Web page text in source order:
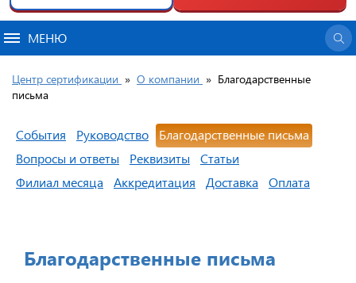
МЕНЮ
Центр сертификации » О компании » Благодарственные
письма
События Руководство
Благодарственные письма
Вопросы и ответы
Реквизиты
Статьи
Филиал месяца
Аккредитация Доставка Оплата
Благодарственные письма